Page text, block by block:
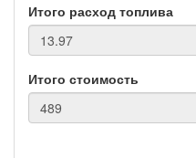
Итого расход топлива
Итого стоимость